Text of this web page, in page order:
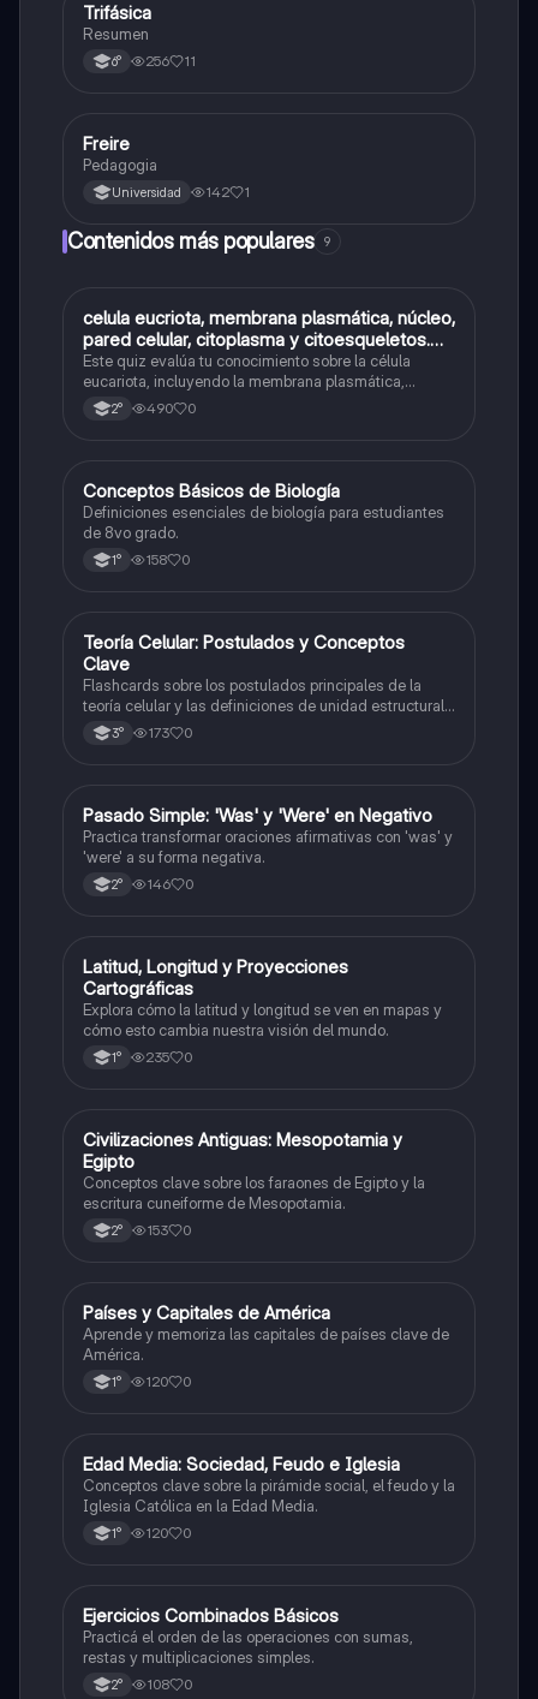
Tecnología
Trifásica
Resumen
6° 256 11
Tecnología
Freire
Pedagogia
Universidad 142 1
Contenidos más populares 9
CBiología
celula eucriota, membrana plasmática, núcleo,
pared celular, citoplasma y citoesqueletos.
nombre se las partes de la celula eucariota
Este quiz evalúa tu conocimiento sobre la célula
eucariota, incluyendo la membrana plasmática,
núcleo, pared celular, citoplasma y citoesqueleto.
2° 490 0
CBiología
Conceptos Básicos de Biología
Definiciones esenciales de biología para estudiantes
de 8vo grado.
1° 158 0
TBiología
Teoría Celular: Postulados y Conceptos
Clave
Flashcards sobre los postulados principales de la
teoría celular y las definiciones de unidad estructural
y funcional.
3° 173 0
PInglés
Pasado Simple: 'Was' y 'Were' en Negativo
Practica transformar oraciones afirmativas con 'was' y
'were' a su forma negativa.
2° 146 0
LGeografía
Latitud, Longitud y Proyecciones
Cartográficas
Explora cómo la latitud y longitud se ven en mapas y
cómo esto cambia nuestra visión del mundo.
1° 235 0
CHistoria
Civilizaciones Antiguas: Mesopotamia y
Egipto
Conceptos clave sobre los faraones de Egipto y la
escritura cuneiforme de Mesopotamia.
2° 153 0
PGeografía
Países y Capitales de América
Aprende y memoriza las capitales de países clave de
América.
1° 120 0
EHistoria
Edad Media: Sociedad, Feudo e Iglesia
Conceptos clave sobre la pirámide social, el feudo y la
Iglesia Católica en la Edad Media.
1° 120 0
EMatemáticas
Ejercicios Combinados Básicos
Practicá el orden de las operaciones con sumas,
restas y multiplicaciones simples.
2° 108 0